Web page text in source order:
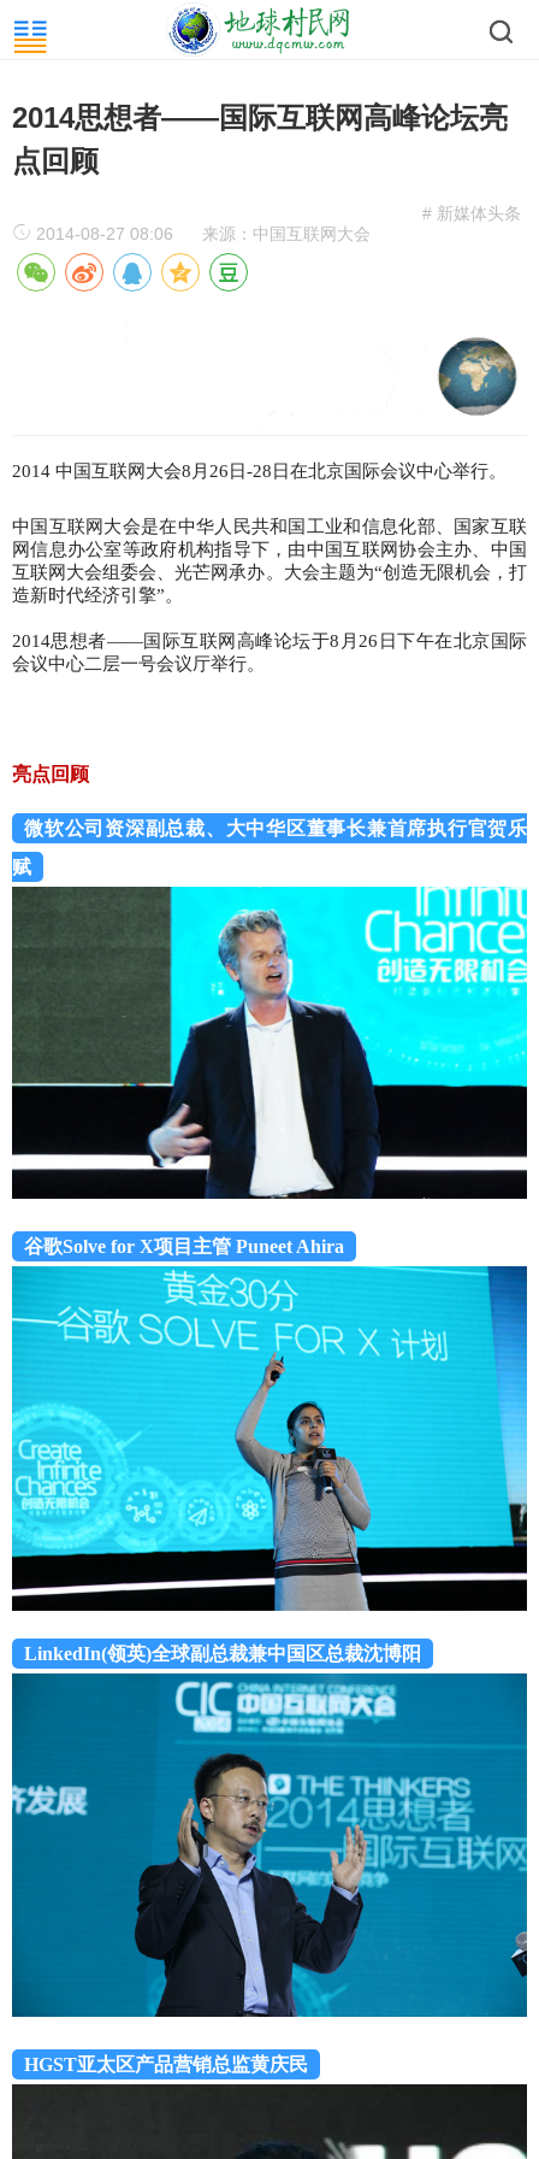
2014思想者——国际互联网高峰论坛亮
点回顾
# 新媒体头条
2014-08-27 08:06
来源：中国互联网大会
2014 中国互联网大会8月26日-28日在北京国际会议中心举行。
中国互联网大会是在中华人民共和国工业和信息化部、国家互联
网信息办公室等政府机构指导下，由中国互联网协会主办、中国
互联网大会组委会、光芒网承办。大会主题为“创造无限机会，打
造新时代经济引擎”。
2014思想者——国际互联网高峰论坛于8月26日下午在北京国际
会议中心二层一号会议厅举行。
亮点回顾
微软公司资深副总裁、大中华区董事长兼首席执行官贺乐
赋
谷歌Solve for X项目主管 Puneet Ahira
LinkedIn(领英)全球副总裁兼中国区总裁沈博阳
HGST亚太区产品营销总监黄庆民